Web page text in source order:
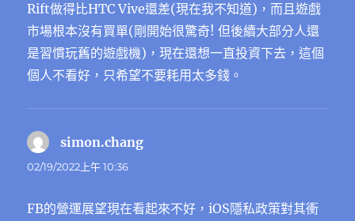
Rift做得比HTC Vive還差(現在我不知道)，而且遊戲
市場根本沒有買單(剛開始很驚奇! 但後續大部分人還
是習慣玩舊的遊戲機)，現在還想一直投資下去，這個
個人不看好，只希望不要耗用太多錢。
simon.chang
02/19/2022上午 10:36
FB的營運展望現在看起來不好，iOS隱私政策對其衝